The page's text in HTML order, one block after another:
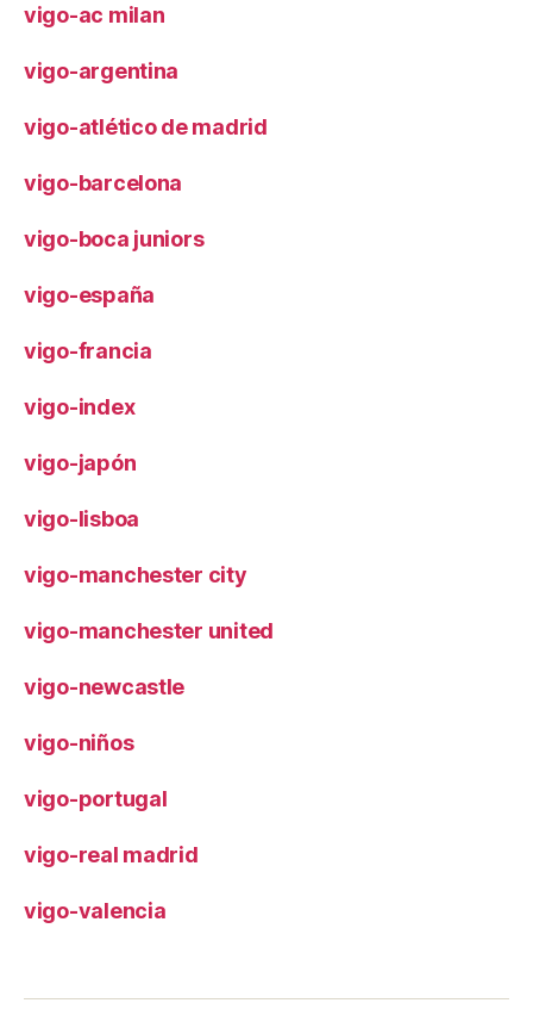
vigo-ac milan
vigo-argentina
vigo-atlético de madrid
vigo-barcelona
vigo-boca juniors
vigo-españa
vigo-francia
vigo-index
vigo-japón
vigo-lisboa
vigo-manchester city
vigo-manchester united
vigo-newcastle
vigo-niños
vigo-portugal
vigo-real madrid
vigo-valencia